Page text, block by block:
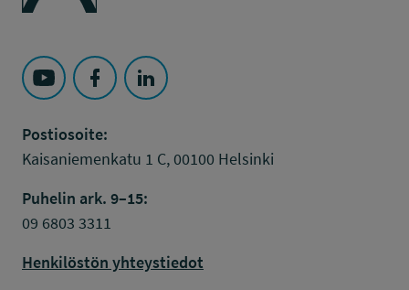
Seuraa Työsuojelurahasto kohteessa: YouTube
Seuraa Työsuojelurahasto kohteessa:
Seuraa Työsuojelurahasto kohteessa:
Postiosoite:
Kaisaniemenkatu 1 C, 00100 Helsinki
Puhelin ark. 9–15:
09 6803 3311
Henkilöstön yhteystiedot